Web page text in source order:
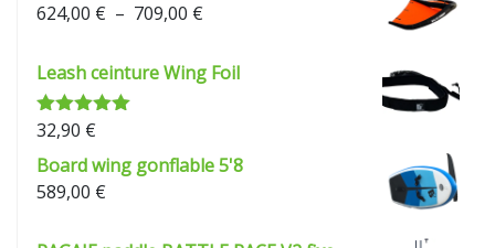
624,00 € – 709,00 €
prix :
624,00 €
Leash ceinture Wing Foil
Note 5.00
32,90 €
Board wing gonflable 5'8
589,00 €